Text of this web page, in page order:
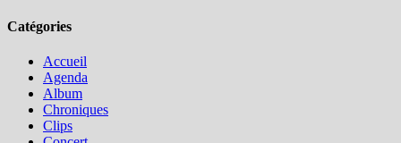
Catégories
Accueil
Agenda
Album
Chroniques
Clips